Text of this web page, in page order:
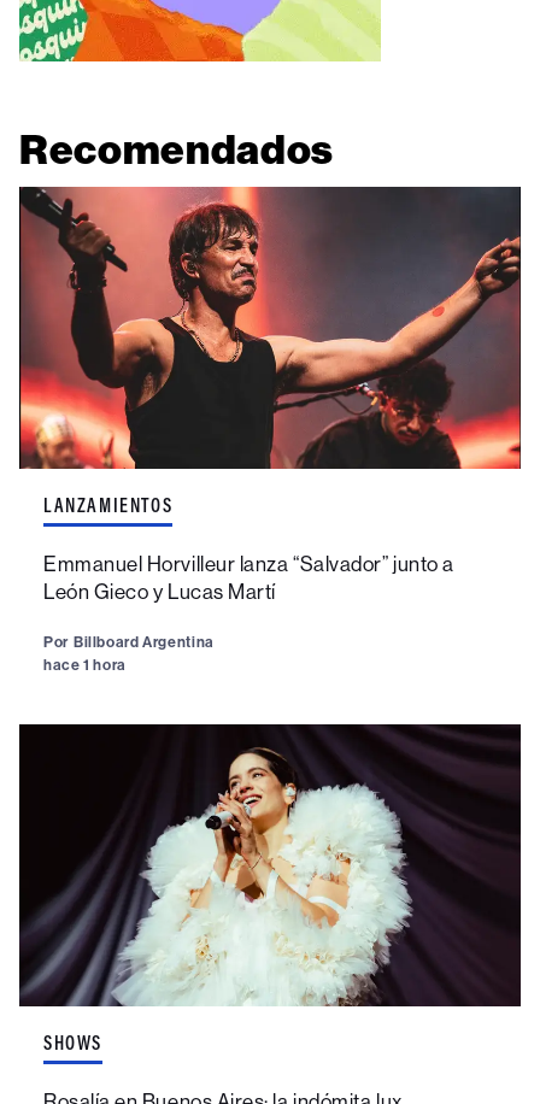
Recomendados
LANZAMIENTOS
Emmanuel Horvilleur lanza “Salvador” junto a
León Gieco y Lucas Martí
Por Billboard Argentina
hace 1 hora
SHOWS